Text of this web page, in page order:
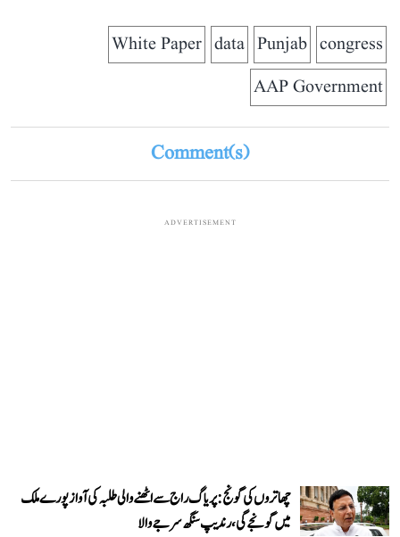
congress
Punjab
data
White Paper
AAP Government
Comment(s)
ADVERTISEMENT
چھاتروں کی گونج: پریاگ راج سے اٹھنے والی طلبہ کی آواز پورے ملک
میں گونجے گی، رندیپ سنگھ سرجے والا